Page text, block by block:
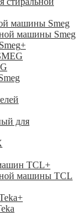
машины Smeg
машины Smeg
+
для
TCL+
машины TCL
+